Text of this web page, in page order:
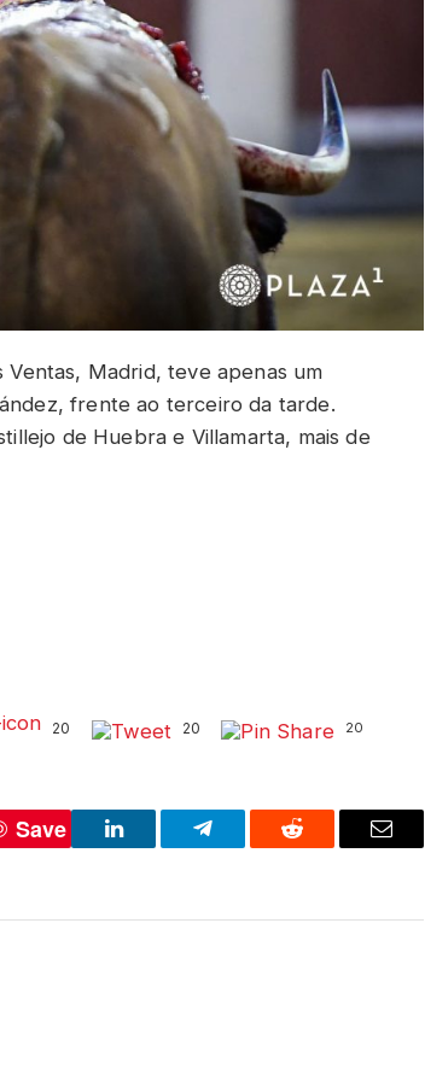
Ventas, Madrid, teve apenas um
frente ao terceiro da tarde.
de Huebra e Villamarta, mais de
20 20 20
Save
LinkedIn Telegram Reddit Email